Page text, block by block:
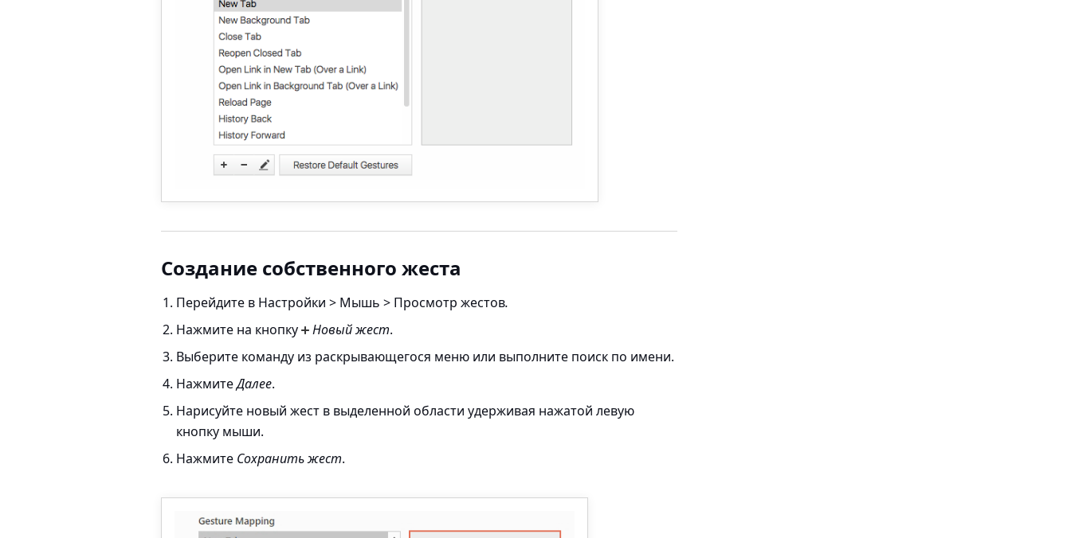
Создание собственного жеста
Перейдите в Настройки > Мышь > Просмотр жестов.
Нажмите на кнопку
Новый жест.
Выберите команду из раскрывающегося меню или выполните поиск по имени.
НажмитеДалее.
Нарисуйте новый жест в выделенной области удерживая нажатой левую
кнопку мыши.
Нажмите Сохранить жест.